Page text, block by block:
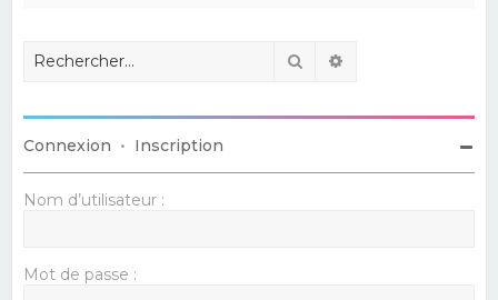
Rechercher
Connexion • Inscription
Nom d’utilisateur :
Mot de passe :